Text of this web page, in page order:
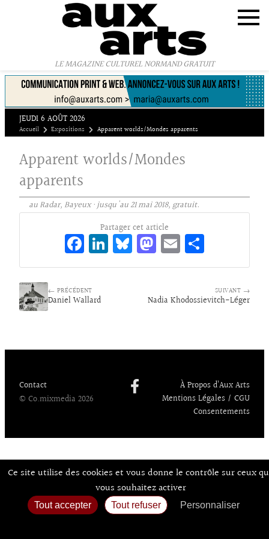
LE MAGAZINE CULTUREL NORMAND GRATUIT
JEUDI 6 AOÛT 2026
Accueil Expositions Apparent worlds/Mondes apparents
Apparent worlds/Mondes
apparents
au Radar, Bayeux · jusqu'au 21 mai 2018, gratuit.
Partager cet article
Fa
ce
bo
o
Li
n
Bl
ue
M
as
d
E
m
l
rt
ag
er
← PRÉCÉDENT
Daniel Wallard
SUIVANT →
Nadia Khodossievitch-Léger
Contact
© Co.mixmedia 2026
À Propos d’Aux Arts
Mentions Légales / CGU
Consentements
Panneau de gestion des cookies
Ce site utilise des cookies et vous donne le contrôle sur ceux
vous souhaitez activer
Tout accepter Tout refuser
Personnaliser